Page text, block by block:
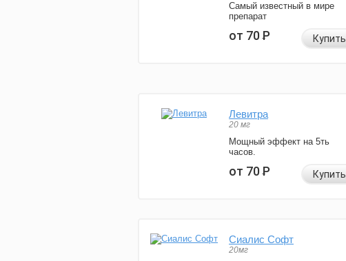
Самый известный в мире
препарат
от 70Р Купить
Левитра
20 мг
Мощный эффект на 5ть
часов.
от 70Р Купить
Сиалис Софт
20мг